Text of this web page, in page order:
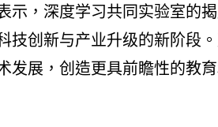
示，深度学习共同实验室的
技创新与产业升级的新阶段
发展，创造更具前瞻性的教